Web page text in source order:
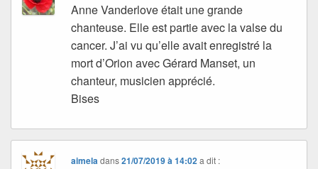
Anne Vanderlove était une grande
chanteuse. Elle est partie avec la valse du
cancer. J’ai vu qu’elle avait enregistré la
mort d’Orion avec Gérard Manset, un
chanteur, musicien apprécié.
Bises
aimeladans21/07/2019 à 14:02 a dit :